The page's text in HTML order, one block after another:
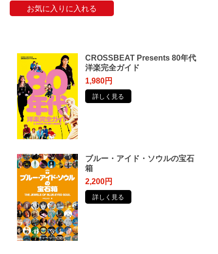
お気に入りに入れる
CROSSBEAT Presents 80年代
洋楽完全ガイド
1,980円
詳しく見る
ブルー・アイド・ソウルの宝石
箱
2,200円
詳しく見る